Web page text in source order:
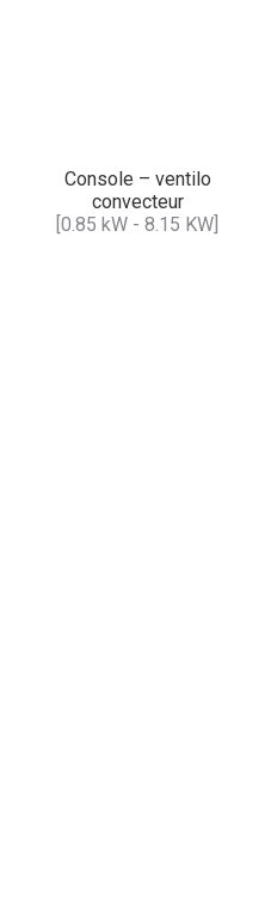
Console – ventilo
convecteur
[0.85 kW - 8.15 KW]